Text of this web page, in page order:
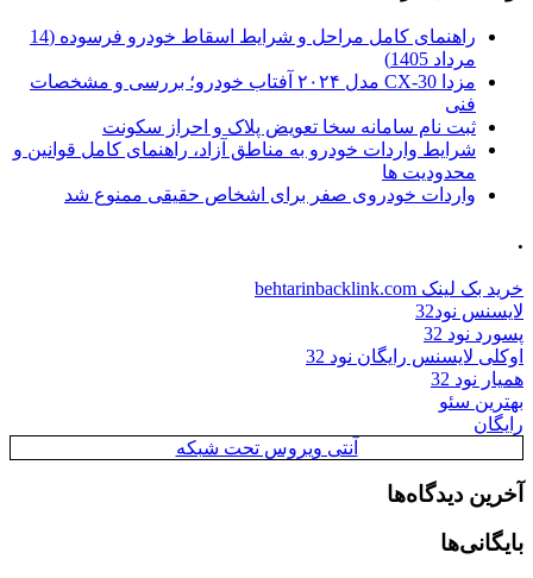
راهنمای کامل مراحل و شرایط اسقاط خودرو فرسوده (14
مرداد 1405)
مزدا CX-30 مدل ۲۰۲۴ آفتاب خودرو؛ بررسی و مشخصات
فنی
ثبت نام سامانه سخا تعویض پلاک و احراز سکونت
شرایط واردات خودرو به مناطق آزاد، راهنمای کامل قوانین و
محدودیت ها
واردات خودروی صفر برای اشخاص حقیقی ممنوع شد
.
خرید بک لینک behtarinbacklink.com
لایسنس نود32
پسورد نود 32
اوکلی لایسنس رایگان نود 32
همیار نود 32
بهترین سئو
رایگان
آنتی ویروس تحت شبکه
آخرین دیدگاه‌ها
بایگانی‌ها